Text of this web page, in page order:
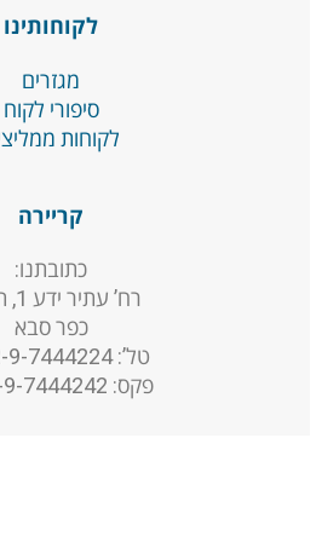
לקוחותינו
מגזרים
סיפורי לקוח
לקוחות ממליצים
קריירה
כתובתנו:
רח’ עתיר ידע 1, ת.ד 4
כפר סבא
טל’: 972-9-7444224+
פקס: 972-9-7444242+